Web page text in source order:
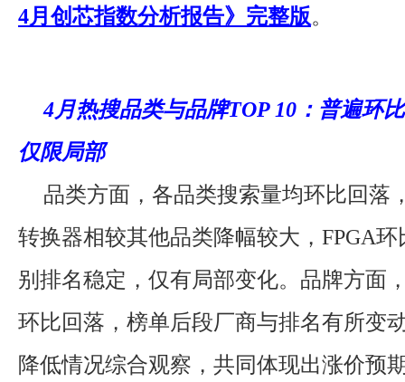
4月创芯指数分析报告》完整版。
4月热搜品类与品牌TOP 10：普遍环
仅限局部
品类方面，各品类搜索量均环比回落
转换器相较其他品类降幅较大，FPGA
别排名稳定，仅有局部变化。品牌方面
环比回落，榜单后段厂商与排名有所变
降低情况综合观察，共同体现出涨价预